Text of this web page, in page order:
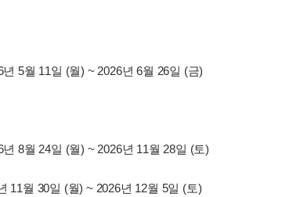
5월 11일 (월) ~ 2026년 6월 26일 (금)
8월 24일 (월) ~ 2026년 11월 28일 (토)
11월 30일 (월) ~ 2026년 12월 5일 (토)